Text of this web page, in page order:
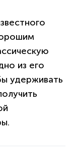
из его
удерживать